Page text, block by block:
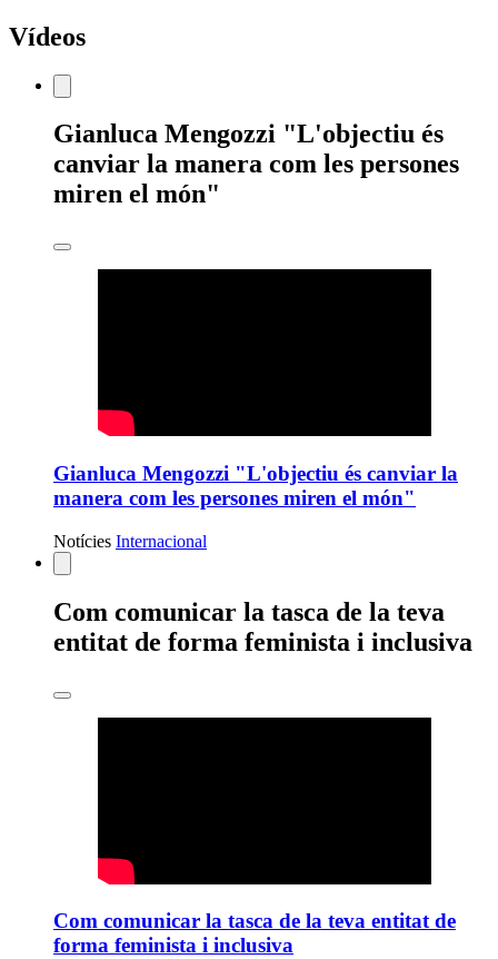
Vídeos
Estàs
veient:
Gianluca Mengozzi "L'objectiu és
canviar la manera com les persones
miren el món"
Gianluca Mengozzi "L'objectiu és canviar la
manera com les persones miren el món"
Notícies Internacional
Estàs
veient:
Com comunicar la tasca de la teva
entitat de forma feminista i inclusiva
Com comunicar la tasca de la teva entitat de
forma feminista i inclusiva